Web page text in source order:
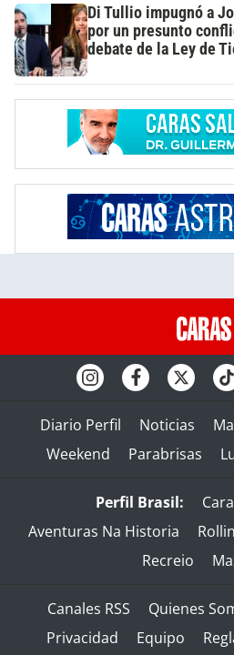
Di Tullio impugnó a
por un presunto
debate de la Ley de
Diario Perfil Noticias
Weekend
Parabrisas
Perfil Brasil:
Aventuras Na Historia
Recreio
Canales RSS Quienes
Privacidad
Equipo